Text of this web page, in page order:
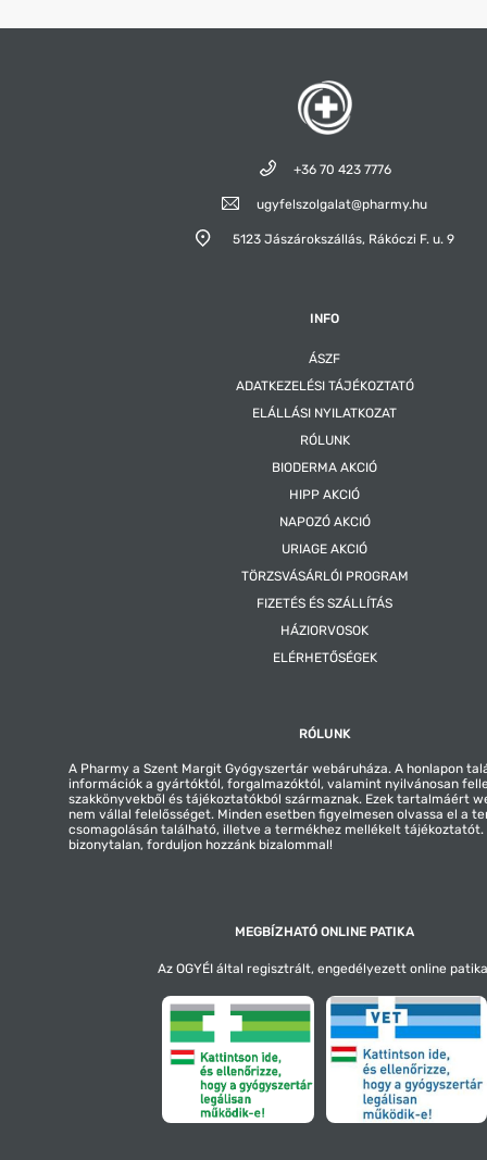
+36 70 423 7776
ugyfelszolgalat@pharmy.hu
5123 Jászárokszállás, Rákóczi F. u. 9
INFO
ÁSZF
ADATKEZELÉSI TÁJÉKOZTATÓ
ELÁLLÁSI NYILATKOZAT
RÓLUNK
BIODERMA AKCIÓ
HIPP AKCIÓ
NAPOZÓ AKCIÓ
URIAGE AKCIÓ
TÖRZSVÁSÁRLÓI PROGRAM
FIZETÉS ÉS SZÁLLÍTÁS
HÁZIORVOSOK
ELÉRHETŐSÉGEK
RÓLUNK
A Pharmy a Szent Margit Gyógyszertár webáruháza. A honlapon
információk a gyártóktól, forgalmazóktól, valamint nyilvánosan
szakkönyvekből és tájékoztatókból származnak. Ezek tartalmáért
nem vállal felelősséget. Minden esetben figyelmesen olvassa el a
csomagolásán található, illetve a termékhez mellékelt tájékoztatót.
bizonytalan, forduljon hozzánk bizalommal!
MEGBÍZHATÓ ONLINE PATIKA
Az OGYÉI által regisztrált, engedélyezett online